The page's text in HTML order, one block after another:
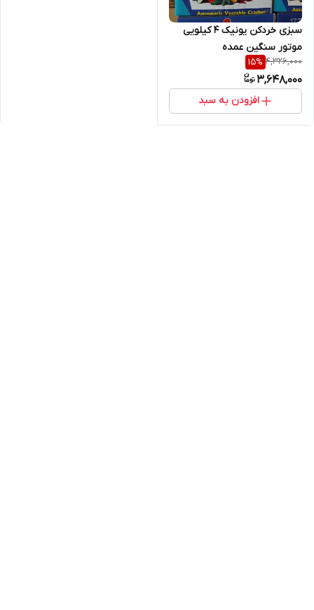
سبزی خردکن یونیک ۴ کیلویی
موتور سنگین عمده
4,326,000
15%
3,648,000
افزودن به سبد